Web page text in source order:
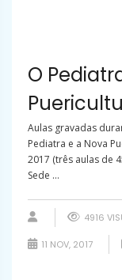
O
Aulas gravadas
Pediatra e a Nova
2017 (três aulas de
Sede ...
4916
11 NOV, 2017